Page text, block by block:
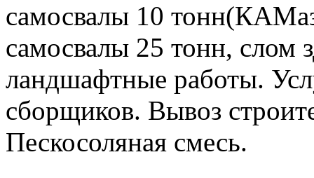
самосвалы 10
самосвалы 25 тонн, слом
ландшафтные работы.
сборщиков. Вывоз
Пескосоляная смесь.